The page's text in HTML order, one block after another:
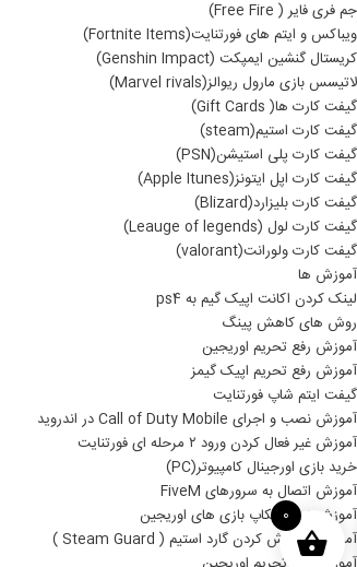
جم فری فایر ( Free Fire)
ویباکس و ایتم های فورتنایت(Fortnite Items)
کریستال گنشین ایمپکت (Genshin Impact)
لاتیسس بازی مارول ریوالز(Marvel rivals)
گیفت کارت ها( Gift Cards)
گیفت کارت استیم(steam)
گیفت کارت پلی استیشن(PSN)
گیفت کارت اپل ایتونز(Apple Itunes)
گیفت کارت بلیزارد(Blizard)
گیفت کارت لول (Leauge of legends)
گیفت کارت ولورانت(valorant)
آموزش ها
لینک کردن اکانت اپیک گیم به ps4
روش های کاهش پینگ
آموزش رفع تحریم اوریجین
آموزش رفع تحریم اپیک گیمز
گیفت ایتم شاپ فورتنایت
آموزش نصب و اجرای Call of Duty Mobile در اندروید
آموزش غیر فعال کردن ورود ۲ مرحله ای فورتنایت
خرید بازی اورجینال کامپیوتر(PC)
آموزش اتصال به سرورهای FiveM
آموزش نصب بکاپ بازی های اوریجین
آموزش خاموش کردن گارد استیم ( Steam Guard )
0